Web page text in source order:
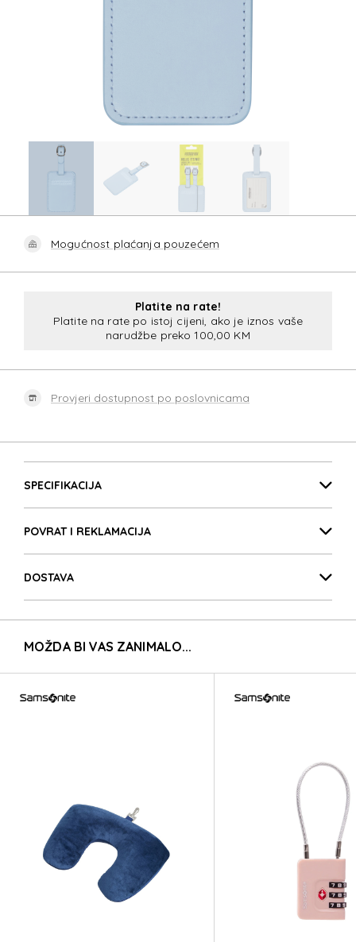
Mogućnost plaćanja pouzećem
Platite na rate!
Platite na rate po istoj cijeni, ako je iznos vaše
narudžbe preko 100,00 KM
Provjeri dostupnost po poslovnicama
SPECIFIKACIJA
POVRAT I REKLAMACIJA
DOSTAVA
MOŽDA BI VAS ZANIMALO...